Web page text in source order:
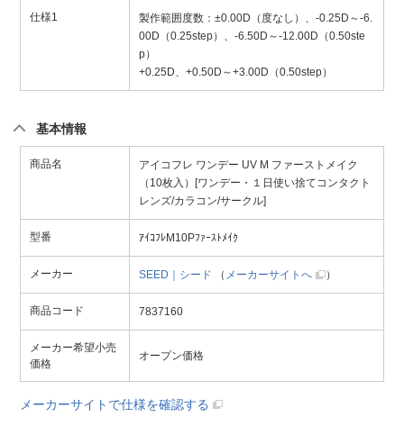
仕様1
製作範囲度数：±0.00D（度なし）、-0.25D～-6.
00D（0.25step）、-6.50D～-12.00D（0.50ste
p）
+0.25D、+0.50D～+3.00D（0.50step）
基本情報
商品名
アイコフレ ワンデー UV M ファーストメイク
（10枚入）[ワンデー・１日使い捨てコンタクト
レンズ/カラコン/サークル]
型番 ｱｲｺﾌﾚM10Pﾌｧｰｽﾄﾒｲｸ
メーカー SEED｜シード （ メーカーサイトへ ）
商品コード 7837160
メーカー希望小売
価格
オープン価格
メーカーサイトで仕様を確認する